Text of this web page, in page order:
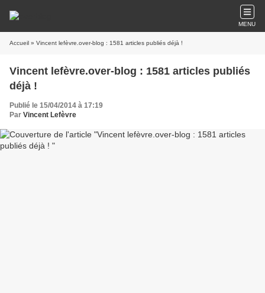
MENU
Accueil » Vincent lefèvre.over-blog : 1581 articles publiés déjà !
Vincent lefèvre.over-blog : 1581 articles publiés
déjà !
Publié le 15/04/2014 à 17:19
Par Vincent Lefèvre